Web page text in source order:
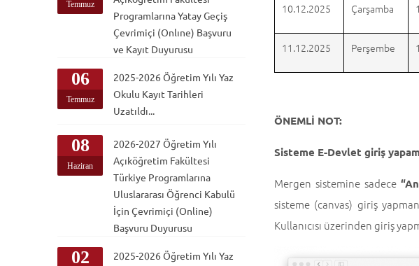
10.12.2025 Çarşamba
11.12.2025 Perşembe
ÖNEMLİ NOT:
Sisteme E-Devlet giriş
Mergen sistemine sadece
sisteme (canvas) giriş
Kullanıcısı üzerinden giriş
Temmuz
Programlarına Yatay Geçiş
Çevrimiçi (Onlıne) Başvuru
ve Kayıt Duyurusu
06
Temmuz
2025-2026 Öğretim Yılı Yaz
Okulu Kayıt Tarihleri
Uzatıldı...
08
Haziran
2026-2027 Öğretim Yılı
Açıköğretim Fakültesi
Türkiye Programlarına
Uluslararası Öğrenci Kabulü
İçin Çevrimiçi (Online)
Başvuru Duyurusu
02
2025-2026 Öğretim Yılı Yaz